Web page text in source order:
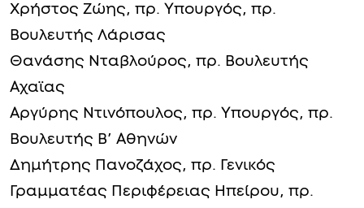
Χρήστος Ζώης, πρ. Υπουργός, πρ.
Βουλευτής Λάρισας
Θανάσης Νταβλούρος, πρ. Βουλευτής
Αχαϊας
Αργύρης Ντινόπουλος, πρ. Υπουργός, πρ.
Βουλευτής Β’ Αθηνών
Δημήτρης Πανοζάχος, πρ. Γενικός
Γραμματέας Περιφέρειας Ηπείρου, πρ.